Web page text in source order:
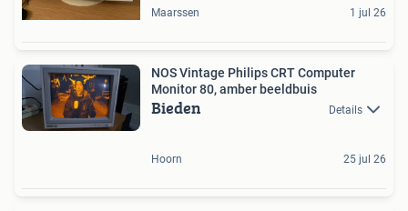
Maarssen 1 jul 26
NOS Vintage Philips CRT Computer
Monitor 80, amber beeldbuis
Bieden Details
Hoorn 25 jul 26